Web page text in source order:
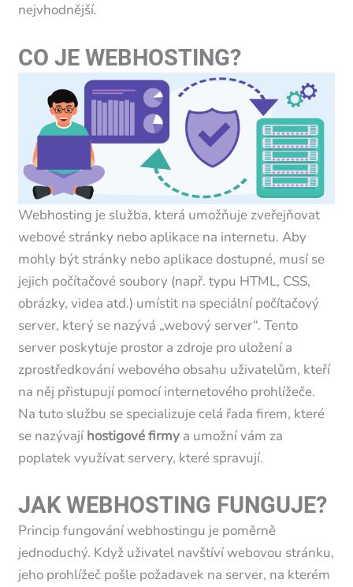
nejvhodnější.
CO JE WEBHOSTING?
Webhosting je služba, která umožňuje zveřejňovat
webové stránky nebo aplikace na internetu. Aby
mohly být stránky nebo aplikace dostupné, musí se
jejich počítačové soubory (např. typu HTML, CSS,
obrázky, videa atd.) umístit na speciální počítačový
server, který se nazývá „webový server“. Tento
server poskytuje prostor a zdroje pro uložení a
zprostředkování webového obsahu uživatelům, kteří
na něj přistupují pomocí internetového prohlížeče.
Na tuto službu se specializuje celá řada firem, které
se nazývajíhostigové firmy a umožní vám za
poplatek využívat servery, které spravují.
JAK WEBHOSTING FUNGUJE?
Princip fungování webhostingu je poměrně
jednoduchý. Když uživatel navštíví webovou stránku,
jeho prohlížeč pošle požadavek na server, na kterém